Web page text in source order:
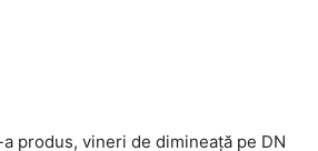
produs, vineri de dimineață pe DN